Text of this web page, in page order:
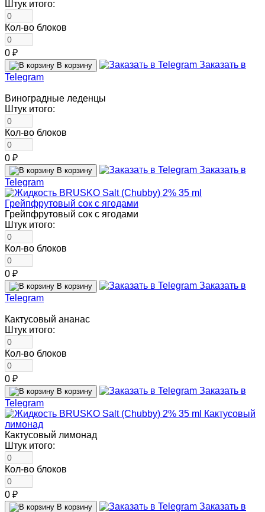
Штук итого:
Кол-во блоков
0 ₽
В корзину
Заказать в
Telegram
Виноградные леденцы
Штук итого:
Кол-во блоков
0 ₽
В корзину
Заказать в
Telegram
Грейпфрутовый сок с ягодами
Штук итого:
Кол-во блоков
0 ₽
В корзину
Заказать в
Telegram
Кактусовый ананас
Штук итого:
Кол-во блоков
0 ₽
В корзину
Заказать в
Telegram
Кактусовый лимонад
Штук итого:
Кол-во блоков
0 ₽
В корзину
Заказать в